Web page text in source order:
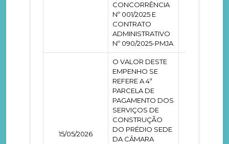
CONCORRÊNCIA
Nº 001/2025 E
CONTRATO
ADMINISTRATIVO
Nº 090/2025-PMJA
15/05/2026
O VALOR DESTE
EMPENHO SE
REFERE A 4ª
PARCELA DE
PAGAMENTO DOS
SERVIÇOS DE
CONSTRUÇÃO
DO PRÉDIO SEDE
DA CÂMARA